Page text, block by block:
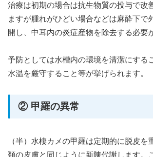
治療は初期の場合は抗生物質の投与で改
ますが腫れがひどい場合などは麻酔下で
開し、中耳内の炎症産物を除去する必要
予防としては水槽内の環境を清潔にする
水温を厳守すること等が挙げられます。
② 甲羅の異常
（半）水棲カメの甲羅は定期的に脱皮を
類の皮膚と同じように新陳代謝します。